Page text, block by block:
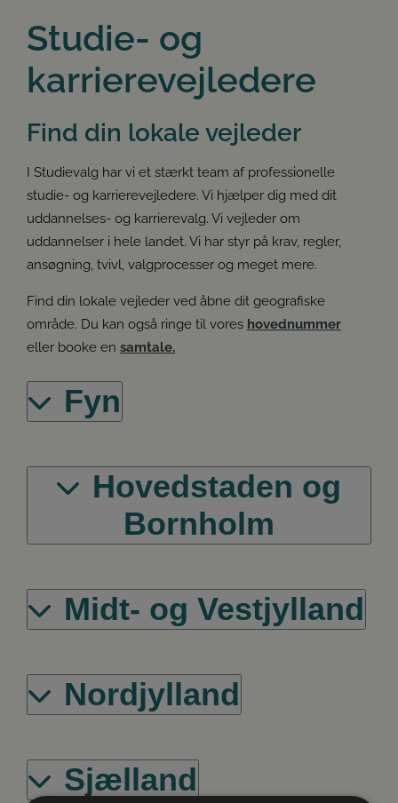
Studie- og
karrierevejledere
Find din lokale vejleder
I Studievalg har vi et stærkt team af professionelle
studie- og karrierevejledere. Vi hjælper dig med dit
uddannelses- og karrierevalg. Vi vejleder om
uddannelser i hele landet. Vi har styr på krav, regler,
ansøgning, tvivl, valgprocesser og meget mere.
Find din lokale vejleder ved åbne dit geografiske
område. Du kan også ringe til vores hovednummer
eller booke en samtale.
Fyn
Hovedstaden og
Bornholm
Midt- og Vestjylland
Nordjylland
Sjælland